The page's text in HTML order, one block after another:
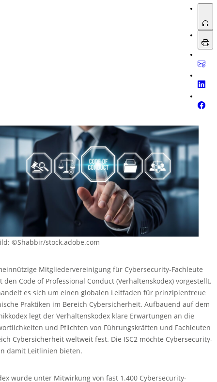
©Shabbir/stock.adobe.com
Mitgliedervereinigung für Cybersecurity-Fachleute
den Code of Professional Conduct (Verhaltenskodex) vorgestellt.
es sich um einen globalen Leitfaden für prinzipientreue
Praktiken im Bereich Cybersicherheit. Aufbauend auf dem
legt der Verhaltenskodex klare Erwartungen an die
und Pflichten von Führungskräften und Fachleuten
Cybersicherheit weltweit fest. Die ISC2 möchte Cybersecurity-
damit Leitlinien bieten.
wurde unter Mitwirkung von fast 1.400 Cybersecurity-